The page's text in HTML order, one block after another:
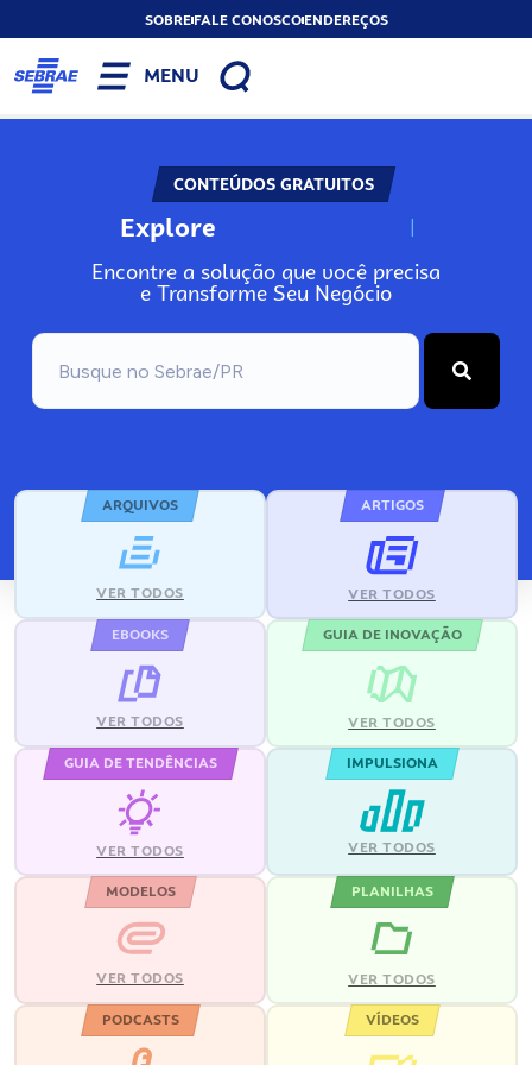
SOBREFALE CONOSCOENDEREÇOS
MENU
CONTEÚDOS GRATUITOS
Explore N
Encontre a solução que você precisa
e Transforme Seu Negócio
ARQUIVOS
VER TODOS
ARTIGOS
VER TODOS
EBOOKS
VER TODOS
GUIA DE INOVAÇÃO
VER TODOS
GUIA DE TENDÊNCIAS
VER TODOS
IMPULSIONA
VER TODOS
MODELOS
VER TODOS
PLANILHAS
VER TODOS
PODCASTS VÍDEOS